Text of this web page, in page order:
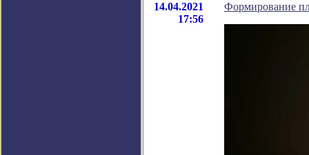
14.04.2021
17:56
Формирование